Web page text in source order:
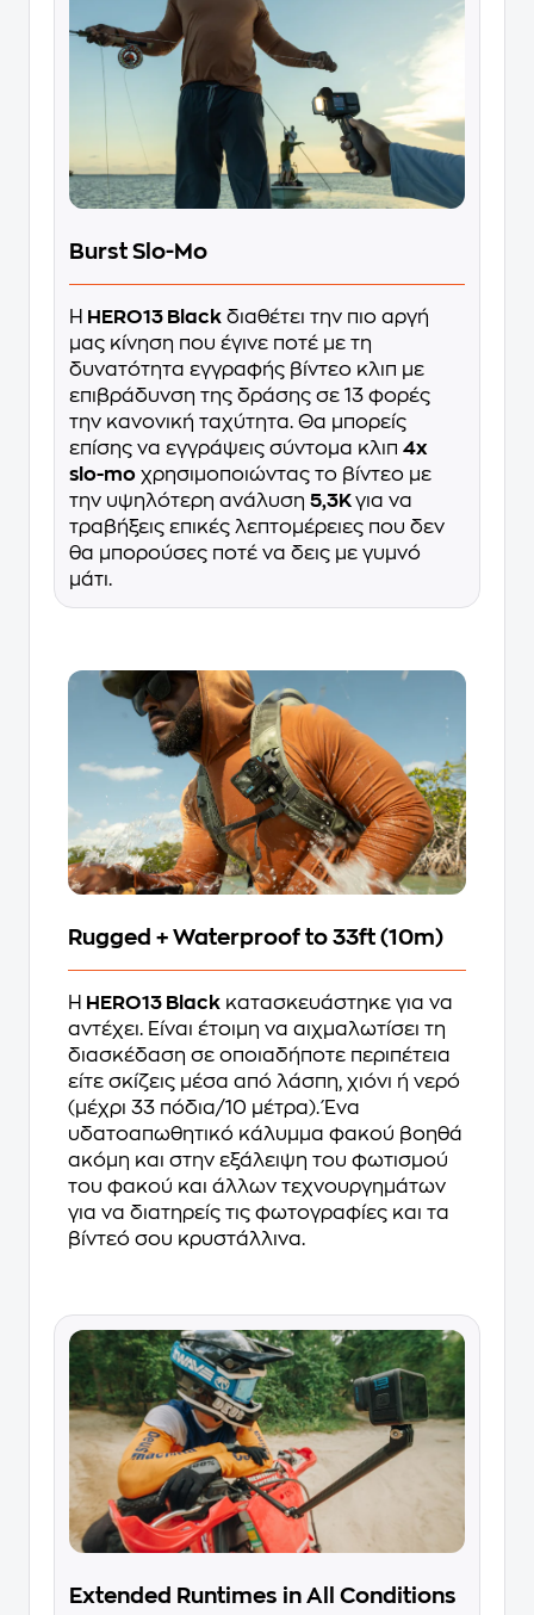
Burst Slo-Mo
Η HERO13 Black διαθέτει την πιο αργή
μας κίνηση που έγινε ποτέ με τη
δυνατότητα εγγραφής βίντεο κλιπ με
επιβράδυνση της δράσης σε 13 φορές
την κανονική ταχύτητα. Θα μπορείς
επίσης να εγγράψεις σύντομα κλιπ 4x
slo-mo χρησιμοποιώντας το βίντεο με
την υψηλότερη ανάλυση 5,3Kγια να
τραβήξεις επικές λεπτομέρειες που δεν
θα μπορούσες ποτέ να δεις με γυμνό
μάτι.
Rugged + Waterproof to 33ft (10m)
Η HERO13 Black κατασκευάστηκε για να
αντέχει. Είναι έτοιμη να αιχμαλωτίσει τη
διασκέδαση σε οποιαδήποτε περιπέτεια
είτε σκίζεις μέσα από λάσπη, χιόνι ή νερό
(μέχρι 33 πόδια/10 μέτρα). Ένα
υδατοαπωθητικό κάλυμμα φακού βοηθά
ακόμη και στην εξάλειψη του φωτισμού
του φακού και άλλων τεχνουργημάτων
για να διατηρείς τις φωτογραφίες και τα
βίντεό σου κρυστάλλινα.
Extended Runtimes in All Conditions